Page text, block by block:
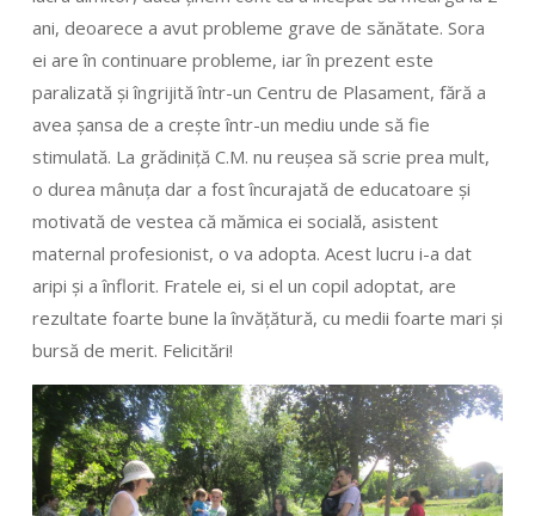
ani, deoarece a avut probleme grave de sănătate. Sora
ei are în continuare probleme, iar în prezent este
paralizată și îngrijită într-un Centru de Plasament, fără a
avea șansa de a crește într-un mediu unde să fie
stimulată. La grădiniţă C.M. nu reuşea să scrie prea mult,
o durea mânuța dar a fost încurajată de educatoare şi
motivată de vestea că mămica ei socială, asistent
maternal profesionist, o va adopta. Acest lucru i-a dat
aripi şi a înflorit. Fratele ei, si el un copil adoptat, are
rezultate foarte bune la învățătură, cu medii foarte mari şi
bursă de merit. Felicitări!